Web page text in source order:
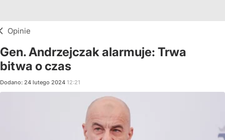
Opinie
Gen. Andrzejczak alarmuje: Trwa
bitwa o czas
Dodano: 24 lutego 2024 12:21